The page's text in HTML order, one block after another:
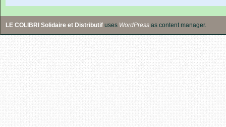
LE COLIBRI Solidaire et Distributif uses WordPress as content manager.